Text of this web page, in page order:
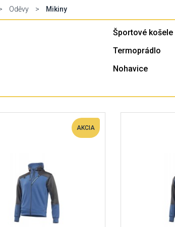
Oděvy > Mikiny
Športové košele
Termoprádlo
Nohavice
AKCIA